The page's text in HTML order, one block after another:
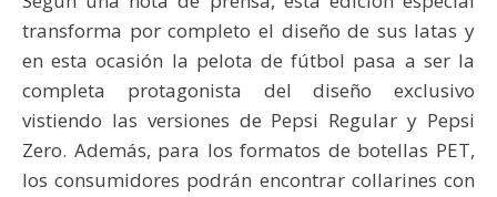
transforma por completo el diseño de sus latas y
en esta ocasión la pelota de fútbol pasa a ser la
completa protagonista del diseño exclusivo
vistiendo las versiones de Pepsi Regular y Pepsi
Zero. Además, para los formatos de botellas PET,
los consumidores podrán encontrar collarines con